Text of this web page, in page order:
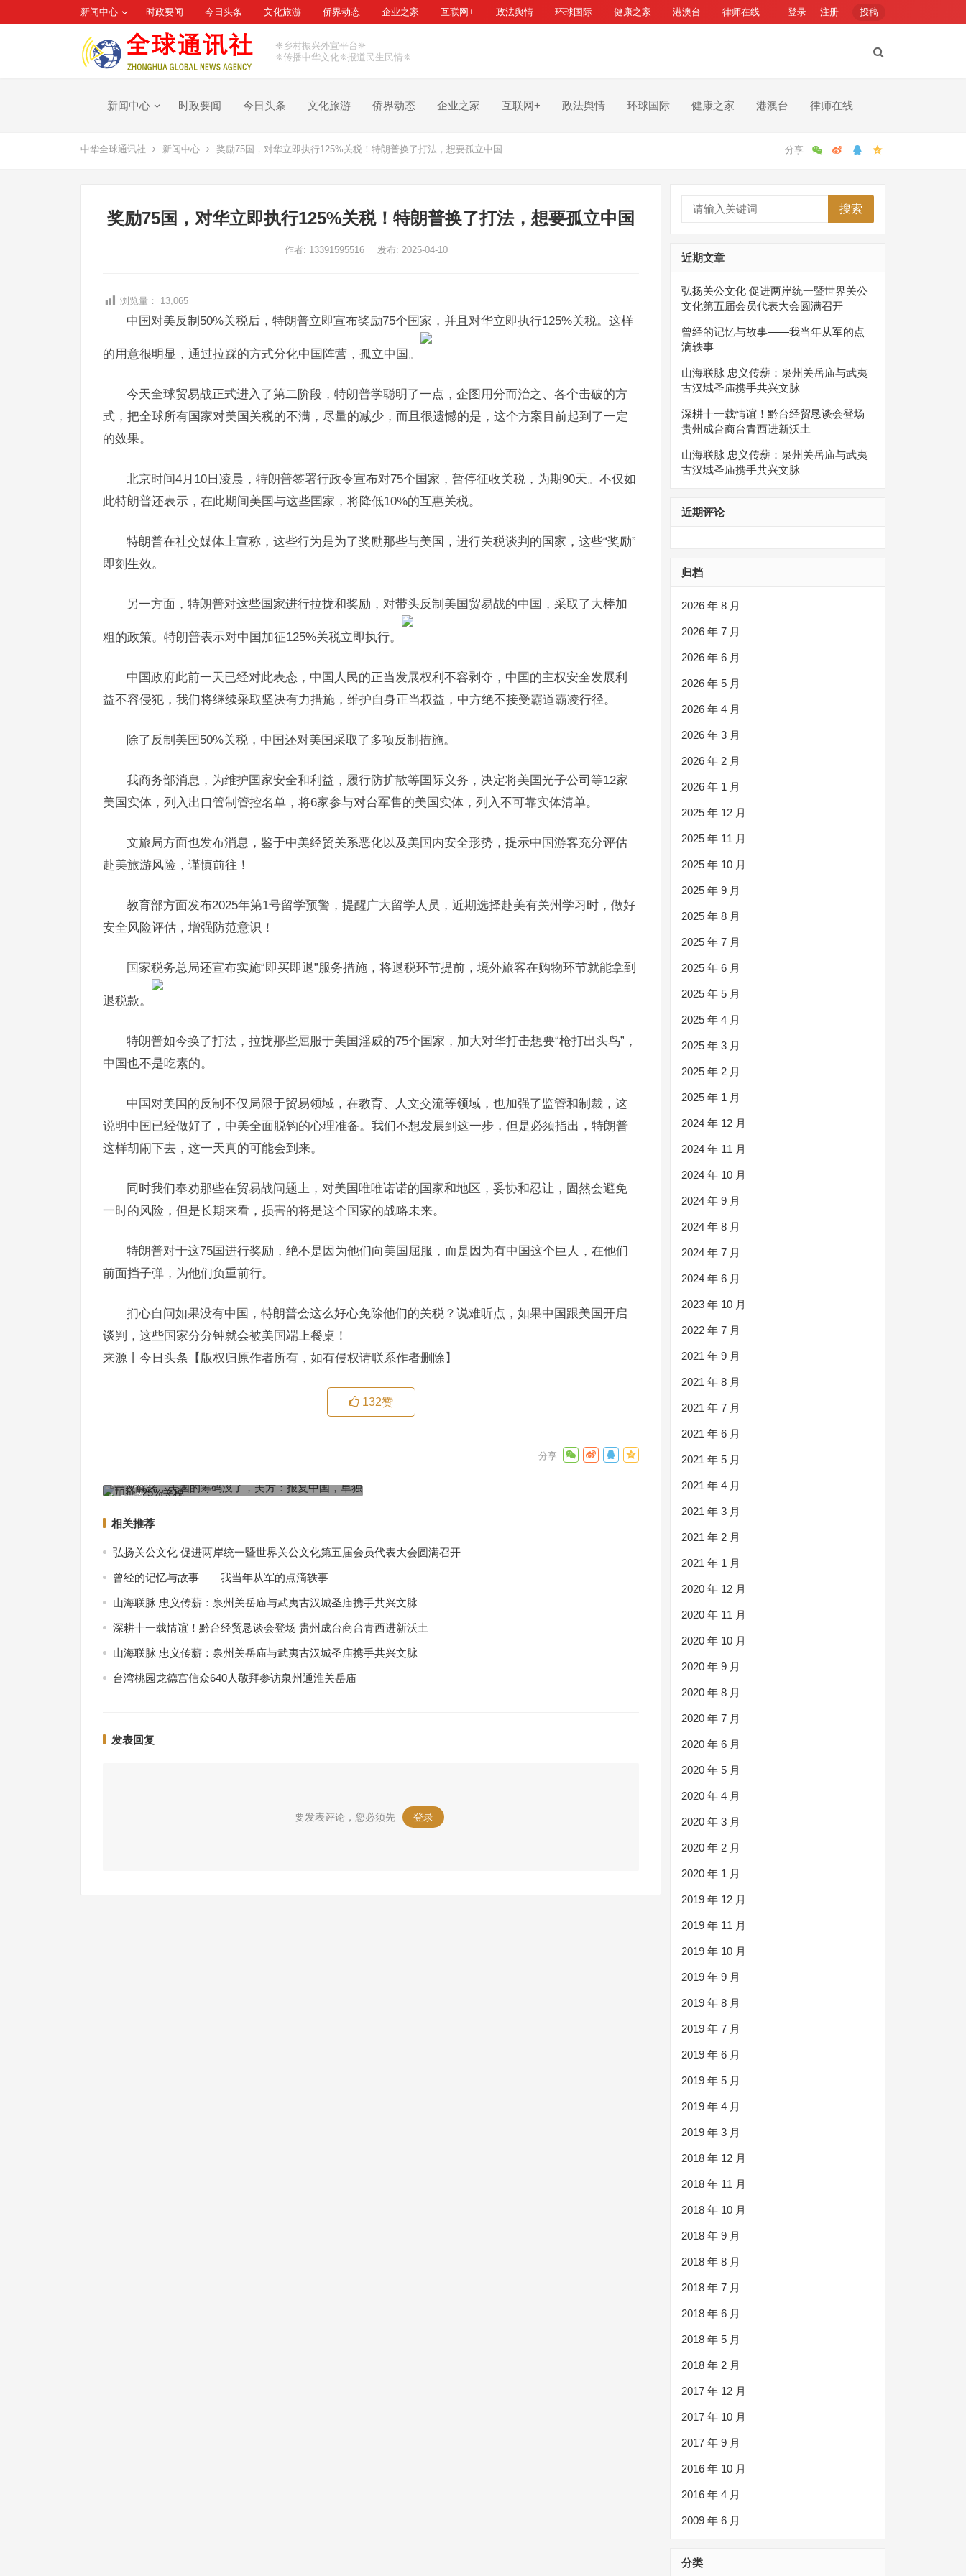
新闻中心 时政要闻 今日头条 文化旅游 侨界动态 企业之家 互联网+ 政法舆情 环球国际 健康之家 港澳台 律师在线 登录 注册 投稿
❈乡村振兴外宣平台❈
❈传播中华文化❈报道民生民情❈
新闻中心 时政要闻 今日头条 文化旅游 侨界动态 企业之家 互联网+ 政法舆情 环球国际 健康之家 港澳台 律师在线
中华全球通讯社 新闻中心 奖励75国，对华立即执行125%关税！特朗普换了打法，想要孤立中国
奖励75国，对华立即执行125%关税！特朗普换了打法，想要孤立中国
作者: 13391595516 发布: 2025-04-10
浏览量： 13,065
中国对美反制50%关税后，特朗普立即宣布奖励75个国家，并且对华立即执行125%关税。这样
的用意很明显，通过拉踩的方式分化中国阵营，孤立中国。
今天全球贸易战正式进入了第二阶段，特朗普学聪明了一点，企图用分而治之、各个击破的方
式，把全球所有国家对美国关税的不满，尽量的减少，而且很遗憾的是，这个方案目前起到了一定
的效果。
北京时间4月10日凌晨，特朗普签署行政令宣布对75个国家，暂停征收关税，为期90天。不仅如
此特朗普还表示，在此期间美国与这些国家，将降低10%的互惠关税。
特朗普在社交媒体上宣称，这些行为是为了奖励那些与美国，进行关税谈判的国家，这些“奖励”
即刻生效。
另一方面，特朗普对这些国家进行拉拢和奖励，对带头反制美国贸易战的中国，采取了大棒加
粗的政策。特朗普表示对中国加征125%关税立即执行。
中国政府此前一天已经对此表态，中国人民的正当发展权利不容剥夺，中国的主权安全发展利
益不容侵犯，我们将继续采取坚决有力措施，维护自身正当权益，中方绝不接受霸道霸凌行径。
除了反制美国50%关税，中国还对美国采取了多项反制措施。
我商务部消息，为维护国家安全和利益，履行防扩散等国际义务，决定将美国光子公司等12家
美国实体，列入出口管制管控名单，将6家参与对台军售的美国实体，列入不可靠实体清单。
文旅局方面也发布消息，鉴于中美经贸关系恶化以及美国内安全形势，提示中国游客充分评估
赴美旅游风险，谨慎前往！
教育部方面发布2025年第1号留学预警，提醒广大留学人员，近期选择赴美有关州学习时，做好
安全风险评估，增强防范意识！
国家税务总局还宣布实施“即买即退”服务措施，将退税环节提前，境外旅客在购物环节就能拿到
退税款。
特朗普如今换了打法，拉拢那些屈服于美国淫威的75个国家，加大对华打击想要“枪打出头鸟”，
中国也不是吃素的。
中国对美国的反制不仅局限于贸易领域，在教育、人文交流等领域，也加强了监管和制裁，这
说明中国已经做好了，中美全面脱钩的心理准备。我们不想发展到这一步，但是必须指出，特朗普
这样胡闹下去，这一天真的可能会到来。
同时我们奉劝那些在贸易战问题上，对美国唯唯诺诺的国家和地区，妥协和忍让，固然会避免
一时的风险，但是长期来看，损害的将是这个国家的战略未来。
特朗普对于这75国进行奖励，绝不是因为他们向美国屈服，而是因为有中国这个巨人，在他们
前面挡子弹，为他们负重前行。
扪心自问如果没有中国，特朗普会这么好心免除他们的关税？说难听点，如果中国跟美国开启
谈判，这些国家分分钟就会被美国端上餐桌！
来源丨今日头条【版权归原作者所有，如有侵权请联系作者删除】
132赞
上一篇
125%关税
国务院关税税则委员会关于调整对原产于美国的进口商品加
相关推荐
弘扬关公文化 促进两岸统一暨世界关公文化第五届会员代表大会圆满召开
曾经的记忆与故事——我当年从军的点滴轶事
山海联脉 忠义传薪：泉州关岳庙与武夷古汉城圣庙携手共兴文脉
深耕十一载情谊！黔台经贸恳谈会登场 贵州成台商台青西进新沃土
山海联脉 忠义传薪：泉州关岳庙与武夷古汉城圣庙携手共兴文脉
台湾桃园龙德宫信众640人敬拜参访泉州通淮关岳庙
发表回复
要发表评论，您必须先 登录 。
搜索
近期文章
弘扬关公文化 促进两岸统一暨世界关公
文化第五届会员代表大会圆满召开
曾经的记忆与故事——我当年从军的点
滴轶事
山海联脉 忠义传薪：泉州关岳庙与武夷
古汉城圣庙携手共兴文脉
深耕十一载情谊！黔台经贸恳谈会登场
贵州成台商台青西进新沃土
山海联脉 忠义传薪：泉州关岳庙与武夷
古汉城圣庙携手共兴文脉
近期评论
归档
2026 年 8 月
2026 年 7 月
2026 年 6 月
2026 年 5 月
2026 年 4 月
2026 年 3 月
2026 年 2 月
2026 年 1 月
2025 年 12 月
2025 年 11 月
2025 年 10 月
2025 年 9 月
2025 年 8 月
2025 年 7 月
2025 年 6 月
2025 年 5 月
2025 年 4 月
2025 年 3 月
2025 年 2 月
2025 年 1 月
2024 年 12 月
2024 年 11 月
2024 年 10 月
2024 年 9 月
2024 年 8 月
2024 年 7 月
2024 年 6 月
2023 年 10 月
2022 年 7 月
2021 年 9 月
2021 年 8 月
2021 年 7 月
2021 年 6 月
2021 年 5 月
2021 年 4 月
2021 年 3 月
2021 年 2 月
2021 年 1 月
2020 年 12 月
2020 年 11 月
2020 年 10 月
2020 年 9 月
2020 年 8 月
2020 年 7 月
2020 年 6 月
2020 年 5 月
2020 年 4 月
2020 年 3 月
2020 年 2 月
2020 年 1 月
2019 年 12 月
2019 年 11 月
2019 年 10 月
2019 年 9 月
2019 年 8 月
2019 年 7 月
2019 年 6 月
2019 年 5 月
2019 年 4 月
2019 年 3 月
2018 年 12 月
2018 年 11 月
2018 年 10 月
2018 年 9 月
2018 年 8 月
2018 年 7 月
2018 年 6 月
2018 年 5 月
2018 年 2 月
2017 年 12 月
2017 年 10 月
2017 年 9 月
2016 年 10 月
2016 年 4 月
2009 年 6 月
分类